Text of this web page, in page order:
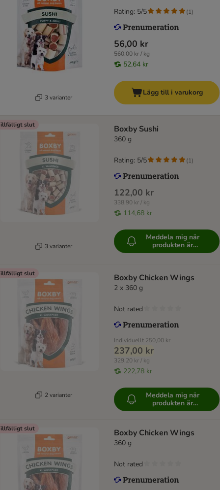
3 varianter
56,00 kr
560,00 kr / kg
52,64 kr
Rating: 5/5 (1)
Lägg till i varukorg
slut
3 varianter
Boxby Sushi
360 g
122,00 kr
338,90 kr / kg
114,68 kr
Rating: 5/5 (1)
Meddela mig när
produkten är
tillgänglig
slut
2 varianter
Boxby Chicken Wings
2 x 360 g
Individuellt 250,00 kr
237,00 kr
329,20 kr / kg
222,78 kr
Not rated
Meddela mig när
produkten är
tillgänglig
slut Boxby Chicken Wings
360 g
Not rated